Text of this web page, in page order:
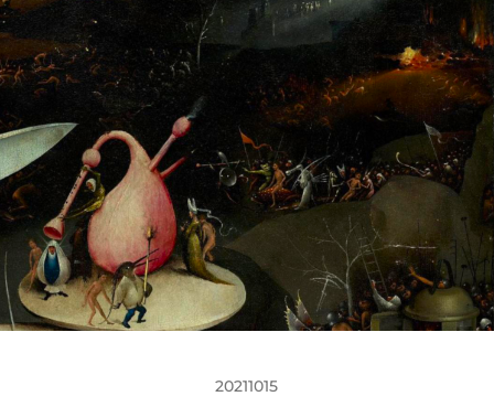
20211015